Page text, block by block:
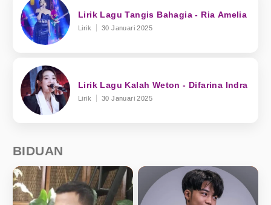
Lirik Lagu Tangis Bahagia - Ria Amelia
Lirik 30 Januari 2025
Lirik Lagu Kalah Weton - Difarina Indra
Lirik 30 Januari 2025
BIDUAN